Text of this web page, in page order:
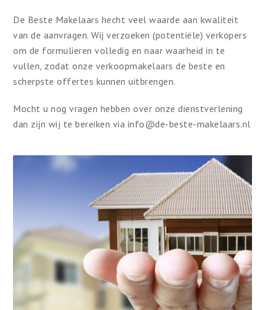
De Beste Makelaars hecht veel waarde aan kwaliteit
van de aanvragen. Wij verzoeken (potentiële) verkopers
om de formulieren volledig en naar waarheid in te
vullen, zodat onze verkoopmakelaars de beste en
scherpste offertes kunnen uitbrengen.
Mocht u nog vragen hebben over onze dienstverlening
dan zijn wij te bereiken via info@de-beste-makelaars.nl